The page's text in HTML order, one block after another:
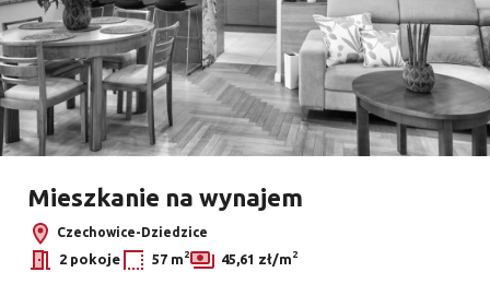
Mieszkanie na wynajem
Czechowice-Dziedzice
2 pokoje 57 m2 45,61 zł/m2